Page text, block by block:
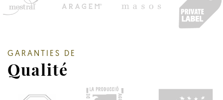
GARANTIES DE
Qualité